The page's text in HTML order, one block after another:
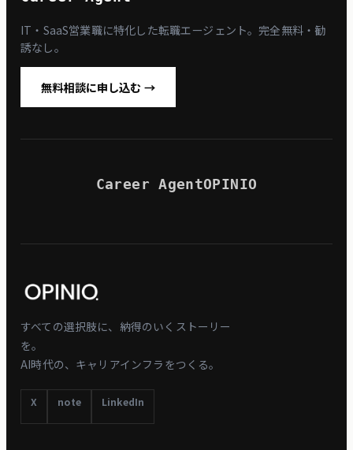
IT・SaaS営業職に特化した転職エージェント。完全無料・勧
誘なし。
無料相談に申し込む →
Career AgentOPINIO
すべての選択肢に、納得のいくストーリー
を。
AI時代の、キャリアインフラをつくる。
X note LinkedIn